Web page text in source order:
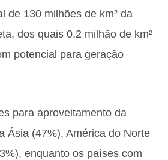
de 130 milhões de km² da
dos quais 0,2 milhão de km²
potencial para geração
para aproveitamento da
Ásia (47%), América do Norte
enquanto os países com